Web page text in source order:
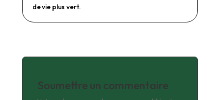
de vie plus vert.
Soumettre un commentaire